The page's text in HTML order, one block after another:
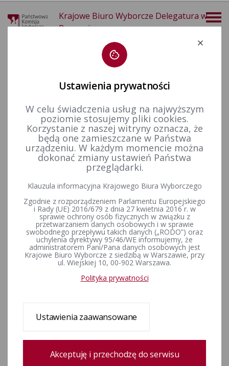
Krajowe Biuro Wyborcze Delegatura w
Poznaniu
Wybory samorządowe i referenda lokalne Wybory i referenda w toku kadencji
Kadencja 2018-2024
Wybory przedterminowe
Wybory przedterminowe burmistrza miasta i gminy
Murowana Goślina zarządzone na dzień 23 kwietnia 2023 r.
Wybory przedterminowe burmistrza gminy Mosina
zarządzone na dzień 5 lutego 2023 r.
Wybory przedterminowe wójta gminy Dopiewo zarządzone
na dzień 13 czerwca 2021 r. (zmiana terminu wyborów z dnia 7
Ustawienia prywatności
W celu świadczenia usług na najwyższym
poziomie stosujemy pliki cookies.
Korzystanie z naszej witryny oznacza, że
będą one zamieszczane w Państwa
urządzeniu. W każdym momencie można
dokonać zmiany ustawień Państwa
przeglądarki.
Klauzula informacyjna Krajowego Biura Wyborczego
Zgodnie z rozporządzeniem Parlamentu Europejskiego
i Rady (UE) 2016/679 z dnia 27 kwietnia 2016 r. w
sprawie ochrony osób fizycznych w związku z
przetwarzaniem danych osobowych i w sprawie
swobodnego przepływu takich danych („RODO”) oraz
uchylenia dyrektywy 95/46/WE informujemy, że
administratorem Pani/Pana danych osobowych jest
Krajowe Biuro Wyborcze z siedzibą w Warszawie, przy
ul. Wiejskiej 10, 00-902 Warszawa.
Polityka prywatności
Ustawienia zaawansowane
Akceptuję i przechodzę do serwisu